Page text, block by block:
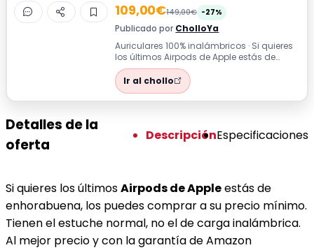
109,00€149,00€ -27%
Publicado por CholloYa
Auriculares 100% inalámbricos · Si quieres
los últimos Airpods de Apple estás de
enhorabuena, los puedes comprar a su...
Ir al chollo
Detalles de la
oferta
DescripciónEspecificaciones
Si quieres los últimosAirpods de Appleestás de
enhorabuena, los puedes comprar a su precio mínimo.
Tienen el estuche normal, no el de carga inalámbrica.
Al mejor precio y con la garantía de Amazon